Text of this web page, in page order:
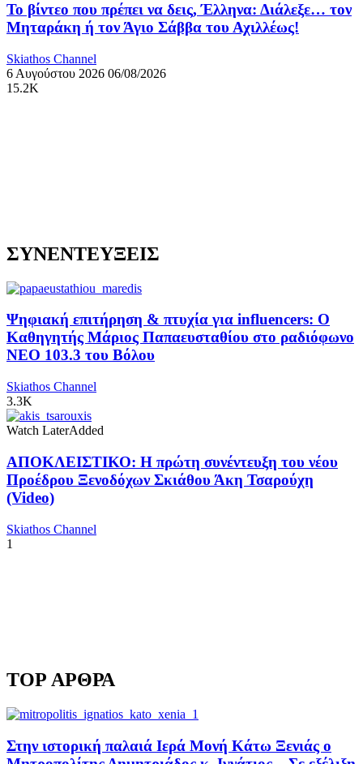
Το βίντεο που πρέπει να δεις, Έλληνα: Διάλεξε… τον
Μηταράκη ή τον Άγιο Σάββα του Αχιλλέως!
Skiathos Channel
6 Αυγούστου 2026 06/08/2026
15.2K
ΣΥΝΕΝΤΕΥΞΕΙΣ
Ψηφιακή επιτήρηση & πτυχία για influencers: Ο
Καθηγητής Μάριος Παπαευσταθίου στο ραδιόφωνο
NEO 103.3 του Βόλου
Skiathos Channel
3.3K
Watch LaterAdded
ΑΠΟΚΛΕΙΣΤΙΚΟ: Η πρώτη συνέντευξη του νέου
Προέδρου Ξενοδόχων Σκιάθου Άκη Τσαρούχη
(Video)
Skiathos Channel
1
TOP ΑΡΘΡΑ
Στην ιστορική παλαιά Ιερά Μονή Κάτω Ξενιάς ο